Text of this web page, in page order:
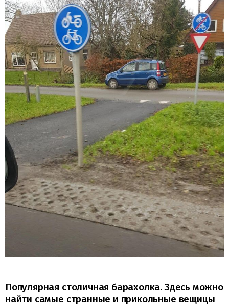
Популярная столичная барахолка. Здесь можно
найти самые странные и прикольные вещицы